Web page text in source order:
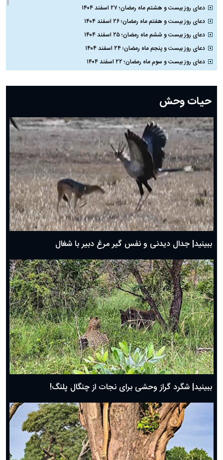
دعای روز بیست و هشتم ماه رمضان؛ ۲۷ اسفند ۱۴۰۴
دعای روز بیست و هفتم ماه رمضان؛ ۲۶ اسفند ۱۴۰۴
دعای روز بیست و ششم ماه رمضان؛ ۲۵ اسفند ۱۴۰۴
دعای روز بیست و پنجم ماه رمضان؛ ۲۴ اسفند ۱۴۰۴
دعای روز بیست و سوم ماه رمضان؛ ۲۲ اسفند ۱۴۰۴
دعای روز بیستم ماه رمضان؛ ۱۹ اسفند ۱۴۰۴
دعای روز هشتم ماه مبارک رمضان؛ ۷ اسفند ماه ۱۴۰۴
دعای روز هفتم ماه رمضان؛ ۶ اسفند ۱۴۰۴
دعای روز ششم ماه رمضان؛ ۵ اسفند ۱۴۰۴
دعای روز پنجم ماه رمضان؛ ۴ اسفند ۱۴۰۴
دعای روز چهارم ماه مبارک رمضان؛ ۳ اسفند ۱۴۰۴
دعای روز سوم ماه مبارک رمضان؛ ۱۴ اسفند ۱۴۰۴
دعای روز دوم ماه مبارک رمضان ۱ اسفند ماه ۱۴۰۴
دعای روز اول ماه مبارک رمضان، ۳۰ بهمن ۱۴۰۴
حضرت زینب(س) چگونه از دنیا رفت؟
بهترین پیامک تبریک روز پدر ۱۴۰۴؛ جملات زیبا و صمیمانه
حیات وحش
ببینید| جدال دیدنی و نفس گیر مرغ دبیر با شغال
ببینید| شگرد گراز وحشی برای نجات از چنگال پلنگ!